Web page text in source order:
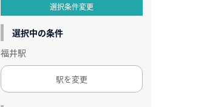
選択条件変更
選択中の条件
福井駅
駅を変更